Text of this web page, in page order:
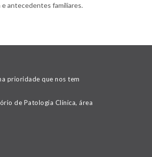
e antecedentes familiares.
prioridade que nos tem
de Patologia Clínica, área